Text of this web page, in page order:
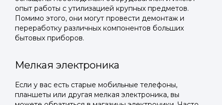
опыт работы с утилизацией крупных предметов.
Помимо этого, они могут провести демонтаж и
переработку различных компонентов больших
бытовых приборов.
Мелкая электроника
Если у вас есть старые мобильные телефоны,
планшеты или другая мелкая электроника, вы